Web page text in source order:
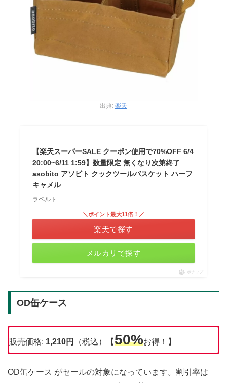
出典: 楽天
【楽天スーパーSALE クーポン使用で70%OFF 6/4
20:00~6/11 1:59】数量限定 無くなり次第終了
asobito アソビト クックツールバスケット ハーフ
キャメル
ラペルト
＼ポイント最大11倍！／
楽天で探す
メルカリで探す
ポチップ
OD缶ケース
販売価格: 1,210円 （税込）【50%お得！】
OD缶ケース がセールの対象になっています。割引率は